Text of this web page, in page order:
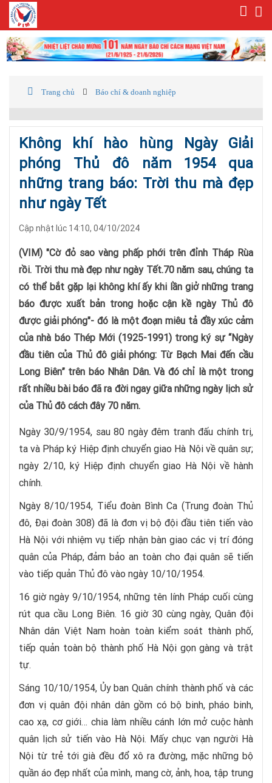
Trang chủ Báo chí & doanh nghiệp
Không khí hào hùng Ngày Giải
phóng Thủ đô năm 1954 qua
những trang báo: Trời thu mà đẹp
như ngày Tết
Cập nhật lúc 14:10, 04/10/2024
(VIM) "Cờ đỏ sao vàng phấp phới trên đỉnh Tháp Rùa
rồi. Trời thu mà đẹp như ngày Tết.70 năm sau, chúng ta
có thể bắt gặp lại không khí ấy khi lần giở những trang
báo được xuất bản trong hoặc cận kề ngày Thủ đô
được giải phóng"- đó là một đoạn miêu tả đầy xúc cảm
của nhà báo Thép Mới (1925-1991) trong ký sự “Ngày
đầu tiên của Thủ đô giải phóng: Từ Bạch Mai đến cầu
Long Biên” trên báo Nhân Dân. Và đó chỉ là một trong
rất nhiều bài báo đã ra đời ngay giữa những ngày lịch sử
của Thủ đô cách đây 70 năm.
Ngày 30/9/1954, sau 80 ngày đêm tranh đấu chính trị,
ta và Pháp ký Hiệp định chuyển giao Hà Nội về quân sự;
ngày 2/10, ký Hiệp định chuyển giao Hà Nội về hành
chính.
Ngày 8/10/1954, Tiểu đoàn Bình Ca (Trung đoàn Thủ
đô, Đại đoàn 308) đã là đơn vị bộ đội đầu tiên tiến vào
Hà Nội với nhiệm vụ tiếp nhận bàn giao các vị trí đóng
quân của Pháp, đảm bảo an toàn cho đại quân sẽ tiến
vào tiếp quản Thủ đô vào ngày 10/10/1954.
16 giờ ngày 9/10/1954, những tên lính Pháp cuối cùng
rút qua cầu Long Biên. 16 giờ 30 cùng ngày, Quân đội
Nhân dân Việt Nam hoàn toàn kiểm soát thành phố,
tiếp quản toàn bộ thành phố Hà Nội gọn gàng và trật
tự.
Sáng 10/10/1954, Ủy ban Quân chính thành phố và các
đơn vị quân đội nhân dân gồm có bộ binh, pháo binh,
cao xạ, cơ giới… chia làm nhiều cánh lớn mở cuộc hành
quân lịch sử tiến vào Hà Nội. Mấy chục vạn người Hà
Nội từ trẻ tới già đều đổ xô ra đường, mặc những bộ
quần áo đẹp nhất của mình, mang cờ, ảnh, hoa, tập trung